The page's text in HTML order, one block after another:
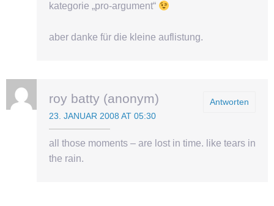
kategorie „pro-argument“
aber danke für die kleine auflistung.
Antworten
roy batty (anonym)
23. JANUAR 2008 AT 05:30
all those moments – are lost in time. like tears in
the rain.